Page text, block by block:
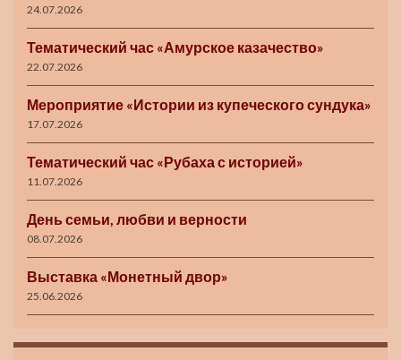
24.07.2026
Тематический час «Амурское казачество»
22.07.2026
Мероприятие «Истории из купеческого сундука»
17.07.2026
Тематический час «Рубаха с историей»
11.07.2026
День семьи, любви и верности
08.07.2026
Выставка «Монетный двор»
25.06.2026